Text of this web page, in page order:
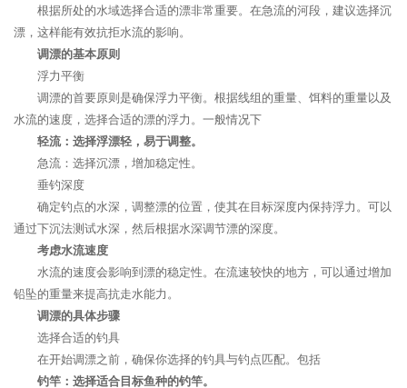
根据所处的水域选择合适的漂非常重要。在急流的河段，建议选择沉
漂，这样能有效抗拒水流的影响。
调漂的基本原则
浮力平衡
调漂的首要原则是确保浮力平衡。根据线组的重量、饵料的重量以及
水流的速度，选择合适的漂的浮力。一般情况下
轻流：选择浮漂轻，易于调整。
急流：选择沉漂，增加稳定性。
垂钓深度
确定钓点的水深，调整漂的位置，使其在目标深度内保持浮力。可以
通过下沉法测试水深，然后根据水深调节漂的深度。
考虑水流速度
水流的速度会影响到漂的稳定性。在流速较快的地方，可以通过增加
铅坠的重量来提高抗走水能力。
调漂的具体步骤
选择合适的钓具
在开始调漂之前，确保你选择的钓具与钓点匹配。包括
钓竿：选择适合目标鱼种的钓竿。